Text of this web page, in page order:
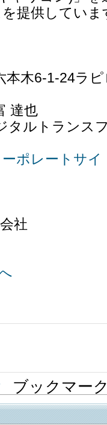
提供していま
本木6-1-24ラ
達也
タルトランス
ポレートサイ
社
ブックマー